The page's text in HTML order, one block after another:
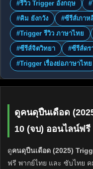
#รีวิว Trigger อังกฤษ
#คิม ยังกวัง
#ซีรีส์เกา
#Trigger รีวิว ภาษาไทย
#ซีรีส์จิตวิทยา
#ซีรีส์ดร
#Trigger เรื่องย่อภาษาไทย
ดูคนดุปืนเดือด
10 (จบ) ออนไลน์ฟรี
ดูคนดุปืนเดือด (2025)
ฟรี พากย์ไทย และ ซับไทย